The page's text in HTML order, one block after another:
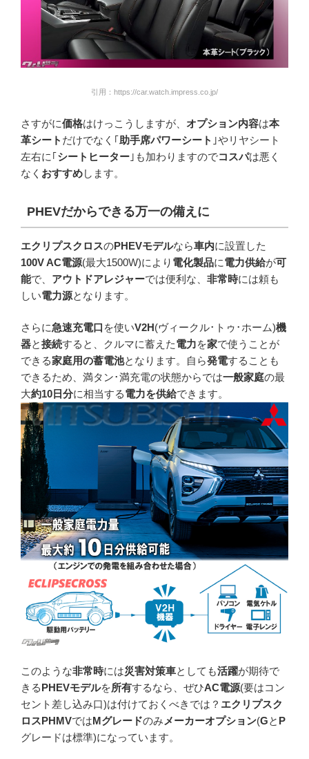
引用：https://car.watch.impress.co.jp/
さすがに価格はけっこうしますが、 オプション内容は本
革シート だけでなく｢助手席パワーシート ｣やリヤシート
左右に｢シートヒーター ｣も加わりますのでコスパは悪く
なく おすすめします。
PHEVだからできる万一の備えに
エクリプスクロスのPHEVモデルなら車内に設置した
100V AC電源(最大1500W)により 電化製品に電力供給が可
能で、 アウトドアレジャーでは便利な、 非常時には頼も
しい電力源となります。
さらに急速充電口 を使いV2H(ヴィークル･トゥ･ホーム)機
器と接続すると、クルマに蓄えた電力を家で使うことが
できる家庭用の蓄電池となります。自ら発電することも
できるため、満タン･満充電の状態からでは一般家庭の最
大約10日分に相当する電力を供給できます。
このような非常時には災害対策車としても活躍が期待で
きるPHEVモデルを所有するなら、ぜひAC電源(要はコン
セント差し込み口)は付けておくべきでは？ エクリプスク
ロスPHMVではMグレードのみ メーカーオプション(Gと P
グレードは標準)になっています。